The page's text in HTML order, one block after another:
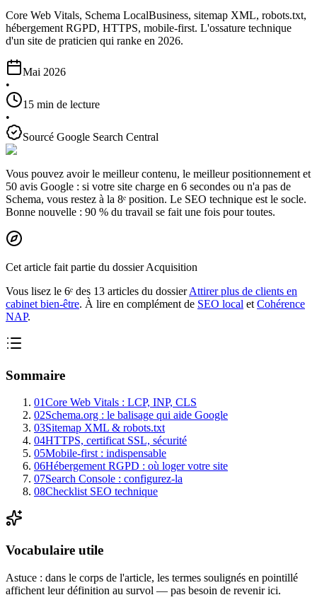
Core Web Vitals, Schema LocalBusiness, sitemap XML, robots.txt,
hébergement RGPD, HTTPS, mobile-first. L'ossature technique
d'un site de praticien qui ranke en 2026.
Mai 2026
•
15 min de lecture
•
Sourcé Google Search Central
Vous pouvez avoir le meilleur contenu, le meilleur positionnement et
50 avis Google : si votre site charge en 6 secondes ou n'a pas de
Schema, vous restez à la 8ᵉ position. Le SEO technique est le socle.
Bonne nouvelle : 90 % du travail se fait une fois pour toutes.
Cet article fait partie du dossier Acquisition
Vous lisez le 6ᵉ des 13 articles du dossier Attirer plus de clients en
cabinet bien-être. À lire en complément de SEO local et Cohérence
NAP.
Sommaire
01Core Web Vitals : LCP, INP, CLS
02Schema.org : le balisage qui aide Google
03Sitemap XML & robots.txt
04HTTPS, certificat SSL, sécurité
05Mobile-first : indispensable
06Hébergement RGPD : où loger votre site
07Search Console : configurez-la
08Checklist SEO technique
Vocabulaire utile
Astuce : dans le corps de l'article, les termes soulignés en pointillé
affichent leur définition au survol — pas besoin de revenir ici.